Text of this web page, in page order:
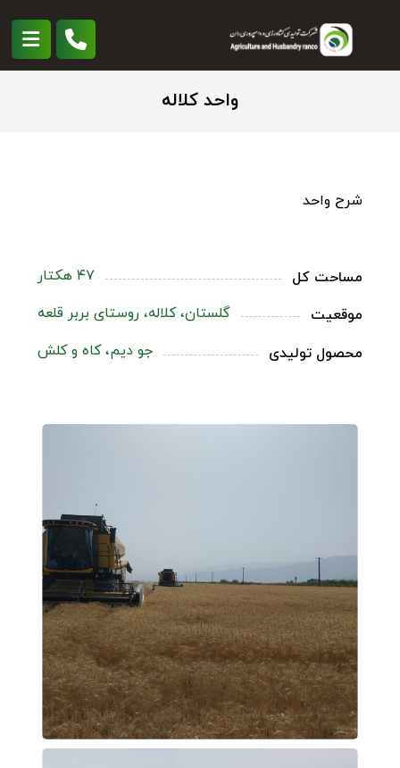
واحد کلاله
شرح واحد
مساحت کل ۴۷ هکتار
موقعیت گلستان، کلاله، روستای بربر قلعه
محصول تولیدی جو دیم، کاه و کلش